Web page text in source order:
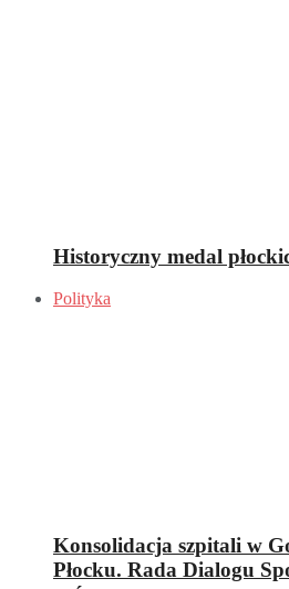
Historyczny medal
Polityka
Konsolidacja szpitali w
Płocku. Rada Dialogu